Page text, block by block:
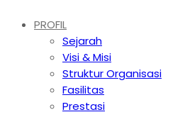
PROFIL
Sejarah
Visi & Misi
Struktur Organisasi
Fasilitas
Prestasi